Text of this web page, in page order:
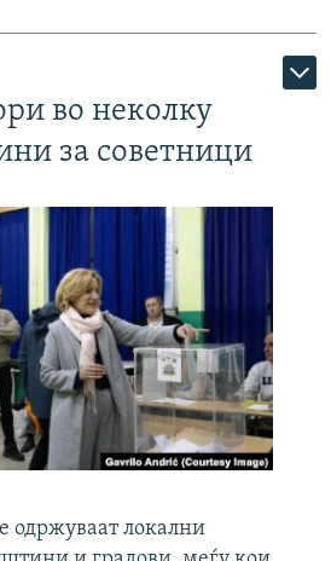
во неколку
за советници
одржуваат локални